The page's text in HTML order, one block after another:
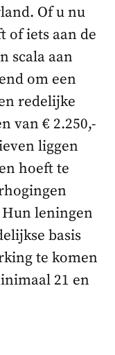
Of u nu
of iets aan de
scala aan
om een
redelijke
van € 2.250,-
liggen
hoeft te
leningen
basis
te komen
21 en